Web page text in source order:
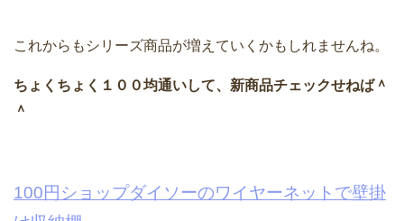
これからもシリーズ商品が増えていくかもしれませんね。
ちょくちょく１００均通いして、新商品チェックせねば＾
＾
100円ショップダイソーのワイヤーネットで壁掛